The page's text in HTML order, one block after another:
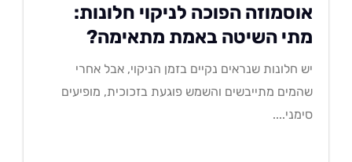
הפוכה לניקוי חלונות:
השיטה באמת מתאימה?
חלונות שנראים נקיים בזמן הניקוי, אבל אחרי
מתייבשים והשמש פוגעת בזכוכית, מופיעים